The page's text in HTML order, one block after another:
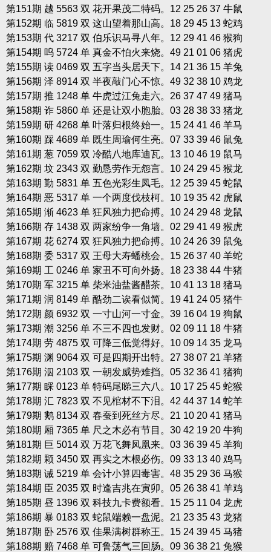
第151期 越 5563 双 花开果茂二特码。12 25 26 37 牛鼠
第152期 临 5819 双 这山望着那山高。18 29 45 13 蛇鸡
第153期 代 3217 双 伯乐识马寻八年。12 29 41 46 猴狗
第154期 呜 5724 单 真金不怕火来烧。49 21 01 06 猪虎
第155期 读 0469 双 五字当头居天下。14 21 36 15 羊兔
第156期 泽 8914 双 半夜敲门心不惊。49 32 38 10 鸡龙
第157期 推 1248 单 牛虎过江兔走六。26 37 47 49 猪马
第158期 诈 5860 单 还是让双小胞胎。03 28 38 33 猪龙
第159期 研 4268 单 叶落归根终始一。15 24 41 46 羊马
第160期 踩 4689 单 既生周瑜何生亮。07 33 39 46 鼠兔
第161期 葱 7059 双 冷酷八地库迪瓦。13 10 46 19 鼠马
第162期 坟 2343 双 勤恳劳作无怨言。10 24 29 45 猴龙
第163期 勤 5831 单 五色光彩生凤毛。12 25 39 45 蛇鼠
第164期 恶 5317 单 一个两度伐枝柯。10 19 35 42 虎鼠
第165期 渐 4623 单 狂风独力把命搏。10 24 29 48 龙鼠
第166期 存 1438 双 两家纷争一角墙。02 29 41 49 猴虎
第167期 花 6274 双 狂风独力把命搏。10 24 26 39 鼠兔
第168期 委 5317 双 王母大寿蟠桃会。15 26 37 40 羊蛇
第169期 工 0246 单 家丑不可向外扬。18 23 38 44 牛猪
第170期 军 3215 单 柴米油盐酱醋茶。10 41 13 18 猪马
第171期 润 8149 单 酷劲二诶看似简。19 41 24 05 猪牛
第172期 颜 6932 双 一寸山河一寸金。39 16 04 19 狗鼠
第173期 潮 3256 单 不三不四也发财。02 09 11 18 牛猪
第174期 劳 4875 双 可降三低觉得好。10 09 14 35 龙马
第175期 渊 9064 双 可是四期开出特。27 38 07 21 羊猪
第176期 泅 2103 双 一朝发威势难挡。05 32 36 41 猪狗
第177期 睬 0123 单 特码尾睇三六八。10 17 25 45 蛇猴
第178期 汇 7823 双 不见棺材不下泪。42 44 37 14 蛇羊
第179期 鹅 8134 双 春蚕到死丝方尽。21 10 20 41 猪马
第180期 厢 7365 单 尺之木必有节目。30 42 19 20 牛狗
第181期 巨 5014 双 万花飞舞凤凰来。03 36 39 45 羊狗
第182期 颗 3450 双 再实之木根必伤。09 33 13 40 鸡马
第183期 诫 5219 单 会计小算四毒害。48 35 29 36 马猴
第184期 臣 2035 双 时逢吉兆在寅卯。05 26 38 41 羊鸡
第185期 昼 1396 双 科技九卡费额看。15 25 11 04 龙虎
第186期 暴 0183 双 蛇鼠端赖一盘泥。21 23 35 43 龙猪
第187期 卧 2576 双 佳果满树群称王。15 24 39 45 马猪
第188期 赔 7468 单 可鲁荡气三回肠。09 36 38 21 兔猴